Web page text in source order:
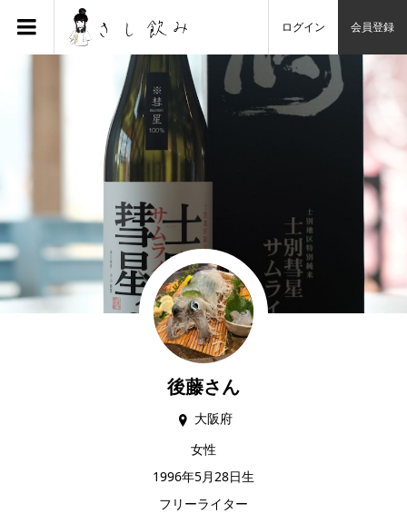
ログイン 会員登録
後藤さん
大阪府
女性
1996年5月28日生
フリーライター